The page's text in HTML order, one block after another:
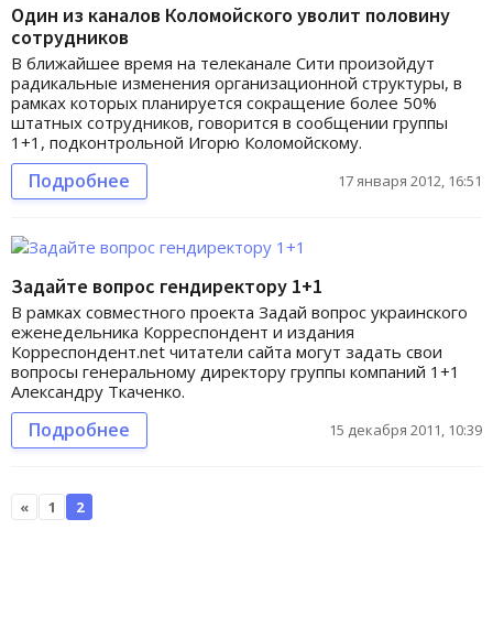
Один из каналов Коломойского уволит половину
сотрудников
В ближайшее время на телеканале Сити произойдут
радикальные изменения организационной структуры, в
рамках которых планируется сокращение более 50%
штатных сотрудников, говорится в сообщении группы
1+1, подконтрольной Игорю Коломойскому.
Подробнее 17 января 2012, 16:51
Задайте вопрос гендиректору 1+1
В рамках совместного проекта Задай вопрос украинского
еженедельника Корреспондент и издания
Корреспондент.net читатели сайта могут задать свои
вопросы генеральному директору группы компаний 1+1
Александру Ткаченко.
Подробнее 15 декабря 2011, 10:39
« 1 2